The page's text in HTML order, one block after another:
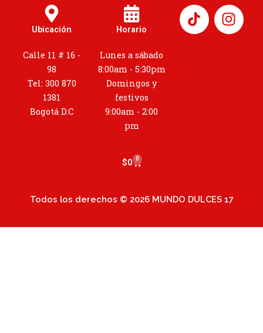
Ubicación
Calle 11 # 16 -
98
Tel: 300 870
1381
Bogotá D.C
Horario
Lunes a sábado
8:00am - 5:30pm
Domingos y
festivos
9:00am - 2:00
pm
I
n
s
$0 0
Cart
Todos los derechos © 2026 MUNDO DULCES 17